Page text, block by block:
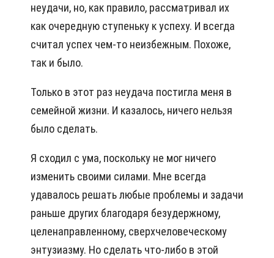
неудачи, но, как правило, рассматривал их
как очередную ступеньку к успеху. И всегда
считал успех чем-то неизбежным. Похоже,
так и было.
Только в этот раз неудача постигла меня в
семейной жизни. И казалось, ничего нельзя
было сделать.
Я сходил с ума, поскольку не мог ничего
изменить своими силами. Мне всегда
удавалось решать любые проблемы и задачи
раньше других благодаря безудержному,
целенаправленному, сверхчеловеческому
энтузиазму. Но сделать что-либо в этой